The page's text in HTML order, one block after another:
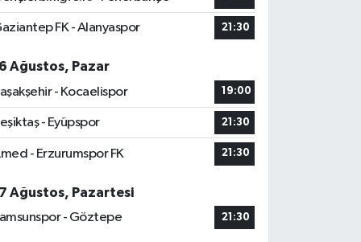
FK - Alanyaspor 21:30
Ağustos, Pazar
- Kocaelispor
19:00
- Eyüpspor 21:30
- Erzurumspor FK 21:30
Ağustos, Pazartesi
- Göztepe
21:30